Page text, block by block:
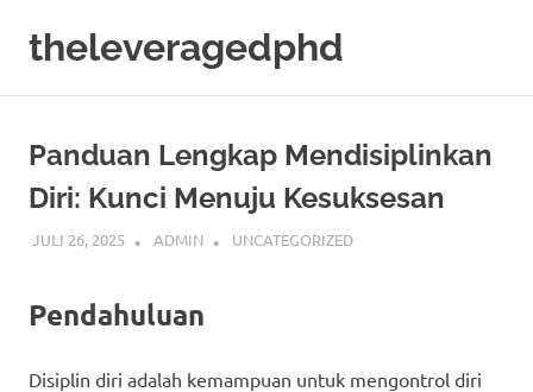
theleveragedphd
Mendalam
dan
Secara
detail
Panduan Lengkap Mendisiplinkan
Diri: Kunci Menuju Kesuksesan
JULI 26, 2025 ADMIN UNCATEGORIZED
Pendahuluan
Disiplin diri adalah kemampuan untuk mengontrol diri